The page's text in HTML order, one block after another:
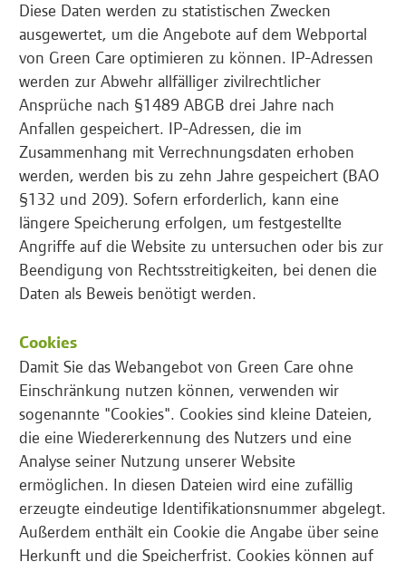
Diese Daten werden zu statistischen Zwecken
ausgewertet, um die Angebote auf dem Webportal
von Green Care optimieren zu können. IP-Adressen
werden zur Abwehr allfälliger zivilrechtlicher
Ansprüche nach §1489 ABGB drei Jahre nach
Anfallen gespeichert. IP-Adressen, die im
Zusammenhang mit Verrechnungsdaten erhoben
werden, werden bis zu zehn Jahre gespeichert (BAO
§132 und 209). Sofern erforderlich, kann eine
längere Speicherung erfolgen, um festgestellte
Angriffe auf die Website zu untersuchen oder bis zur
Beendigung von Rechtsstreitigkeiten, bei denen die
Daten als Beweis benötigt werden.
Cookies
Damit Sie das Webangebot von Green Care ohne
Einschränkung nutzen können, verwenden wir
sogenannte "Cookies". Cookies sind kleine Dateien,
die eine Wiedererkennung des Nutzers und eine
Analyse seiner Nutzung unserer Website
ermöglichen. In diesen Dateien wird eine zufällig
erzeugte eindeutige Identifikationsnummer abgelegt.
Außerdem enthält ein Cookie die Angabe über seine
Herkunft und die Speicherfrist. Cookies können auf